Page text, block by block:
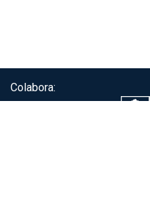
Colabora: